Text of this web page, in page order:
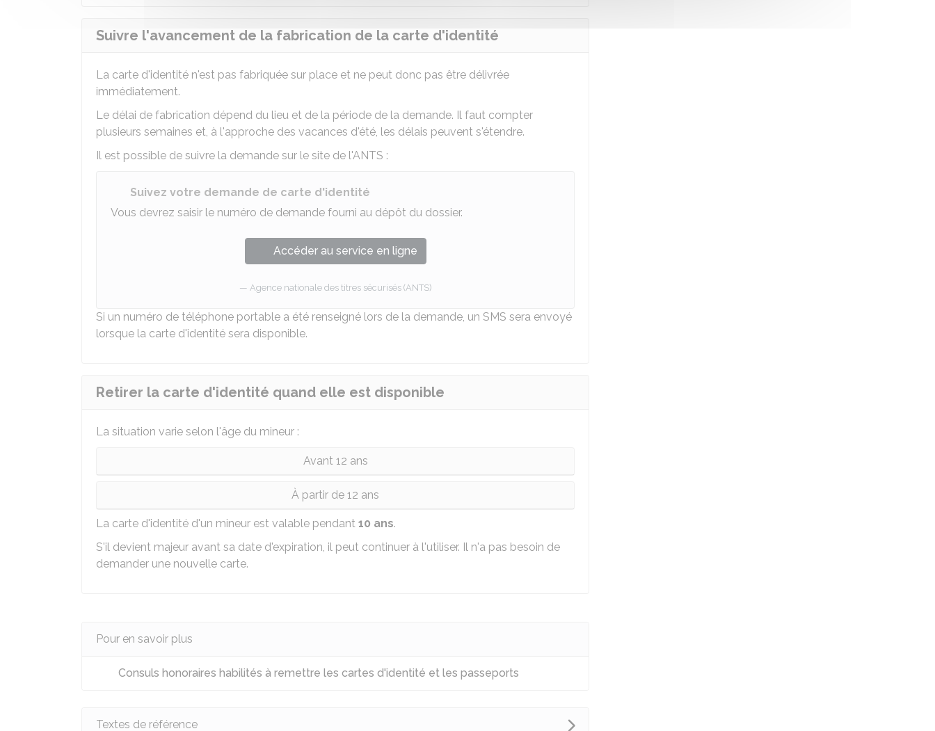
Suivre l'avancement de la fabrication de la carte d'identité
La carte d'identité n'est pas fabriquée sur place et ne peut donc pas être délivrée
immédiatement.
Le délai de fabrication dépend du lieu et de la période de la demande. Il faut compter
plusieurs semaines et, à l'approche des vacances d'été, les délais peuvent s'étendre.
Il est possible de suivre la demande sur le site de l'ANTS :
Suivez votre demande de carte d'identité
Vous devrez saisir le numéro de demande fourni au dépôt du dossier.
Accéder au service en ligne
Agence nationale des titres sécurisés (ANTS)
Si un numéro de téléphone portable a été renseigné lors de la demande, un SMS sera envoyé
lorsque la carte d'identité sera disponible.
Retirer la carte d'identité quand elle est disponible
La situation varie selon l'âge du mineur :
Avant 12 ans
À partir de 12 ans
La carte d'identité d'un mineur est valable pendant 10 ans.
S'il devient majeur avant sa date d'expiration, il peut continuer à l'utiliser. Il n'a pas besoin de
demander une nouvelle carte.
Pour en savoir plus
Consuls honoraires habilités à remettre les cartes d'identité et les passeports
Textes de référence